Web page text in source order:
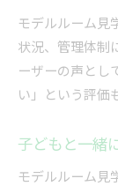
モデルルーム見
状況、管理体制
ーザーの声とし
い」という評価
子どもと一緒
モデルルーム見